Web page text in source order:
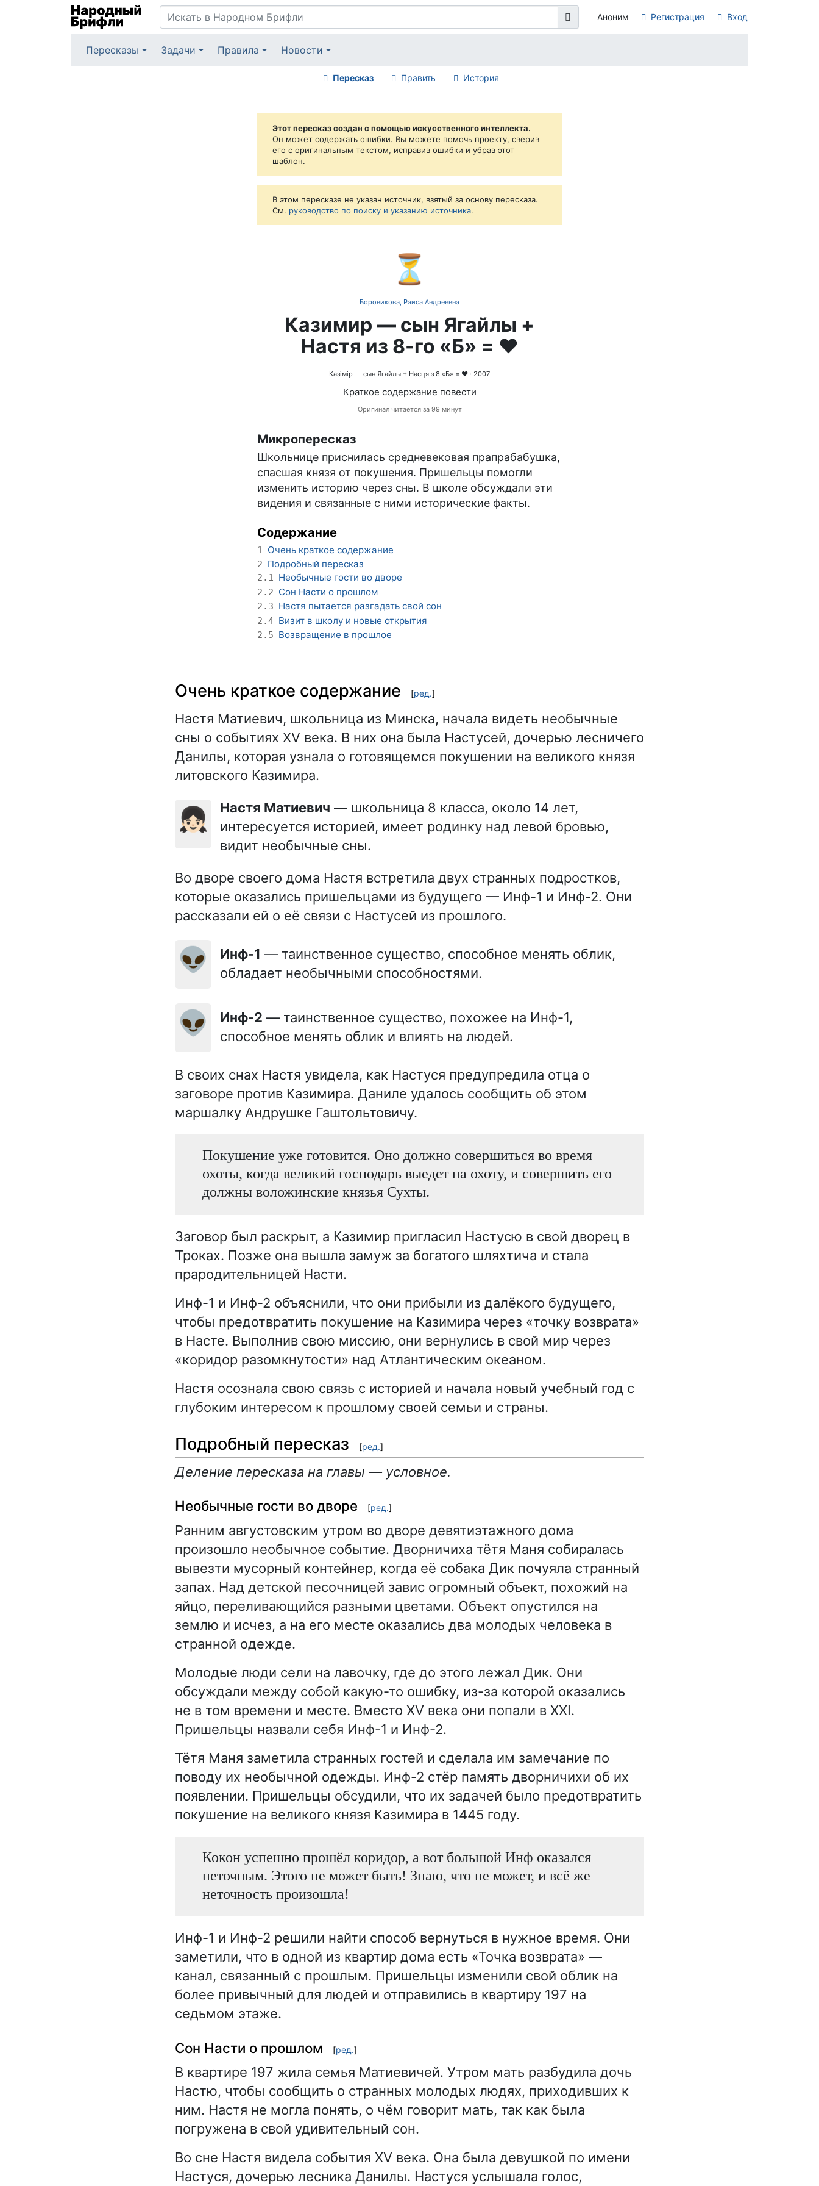
Аноним Регистрация Вход
Пересказы Задачи Правила Новости
Пересказ Править История
Этот пересказ создан с помощью искусственного интеллекта.
Он может содержать ошибки. Вы можете помочь проекту, сверив
его с оригинальным текстом, исправив ошибки и убрав этот
шаблон.
В этом пересказе не указан источник, взятый за основу пересказа.
См. руководство по поиску и указанию источника.
⏳
Боровикова, Раиса Андреевна
Казимир — сын Ягайлы +
Настя из 8-го «Б» = ❤️
Казімір — сын Ягайлы + Насця з 8 «Б» = ❤️ · 2007
Краткое содержание повести
Оригинал читается за 99 минут
Микропересказ
Школьнице приснилась средневековая прапрабабушка,
спасшая князя от покушения. Пришельцы помогли
изменить историю через сны. В школе обсуждали эти
видения и связанные с ними исторические факты.
Содержание
1 Очень краткое содержание
2 Подробный пересказ
2.1 Необычные гости во дворе
2.2 Сон Насти о прошлом
2.3 Настя пытается разгадать свой сон
2.4 Визит в школу и новые открытия
2.5 Возвращение в прошлое
Очень краткое содержание [ред.]
Настя Матиевич, школьница из Минска, начала видеть необычные
сны о событиях XV века. В них она была Настусей, дочерью лесничего
Данилы, которая узнала о готовящемся покушении на великого князя
литовского Казимира.
👧🏻 Настя Матиевич — школьница 8 класса, около 14 лет,
интересуется историей, имеет родинку над левой бровью,
видит необычные сны.
Во дворе своего дома Настя встретила двух странных подростков,
которые оказались пришельцами из будущего — Инф-1 и Инф-2. Они
рассказали ей о её связи с Настусей из прошлого.
👽 Инф-1 — таинственное существо, способное менять облик,
обладает необычными способностями.
👽 Инф-2 — таинственное существо, похожее на Инф-1,
способное менять облик и влиять на людей.
В своих снах Настя увидела, как Настуся предупредила отца о
заговоре против Казимира. Даниле удалось сообщить об этом
маршалку Андрушке Гаштольтовичу.
Покушение уже готовится. Оно должно совершиться во время
охоты, когда великий господарь выедет на охоту, и совершить его
должны воложинские князья Сухты.
Заговор был раскрыт, а Казимир пригласил Настусю в свой дворец в
Троках. Позже она вышла замуж за богатого шляхтича и стала
прародительницей Насти.
Инф-1 и Инф-2 объяснили, что они прибыли из далёкого будущего,
чтобы предотвратить покушение на Казимира через «точку возврата»
в Насте. Выполнив свою миссию, они вернулись в свой мир через
«коридор разомкнутости» над Атлантическим океаном.
Настя осознала свою связь с историей и начала новый учебный год с
глубоким интересом к прошлому своей семьи и страны.
Подробный пересказ [ред.]
Деление пересказа на главы — условное.
Необычные гости во дворе [ред.]
Ранним августовским утром во дворе девятиэтажного дома
произошло необычное событие. Дворничиха тётя Маня собиралась
вывезти мусорный контейнер, когда её собака Дик почуяла странный
запах. Над детской песочницей завис огромный объект, похожий на
яйцо, переливающийся разными цветами. Объект опустился на
землю и исчез, а на его месте оказались два молодых человека в
странной одежде.
Молодые люди сели на лавочку, где до этого лежал Дик. Они
обсуждали между собой какую-то ошибку, из-за которой оказались
не в том времени и месте. Вместо XV века они попали в XXI.
Пришельцы назвали себя Инф-1 и Инф-2.
Тётя Маня заметила странных гостей и сделала им замечание по
поводу их необычной одежды. Инф-2 стёр память дворничихи об их
появлении. Пришельцы обсудили, что их задачей было предотвратить
покушение на великого князя Казимира в 1445 году.
Кокон успешно прошёл коридор, а вот большой Инф оказался
неточным. Этого не может быть! Знаю, что не может, и всё же
неточность произошла!
Инф-1 и Инф-2 решили найти способ вернуться в нужное время. Они
заметили, что в одной из квартир дома есть «Точка возврата» —
канал, связанный с прошлым. Пришельцы изменили свой облик на
более привычный для людей и отправились в квартиру 197 на
седьмом этаже.
Сон Насти о прошлом [ред.]
В квартире 197 жила семья Матиевичей. Утром мать разбудила дочь
Настю, чтобы сообщить о странных молодых людях, приходивших к
ним. Настя не могла понять, о чём говорит мать, так как была
погружена в свой удивительный сон.
Во сне Настя видела события XV века. Она была девушкой по имени
Настуся, дочерью лесника Данилы. Настуся услышала голос,